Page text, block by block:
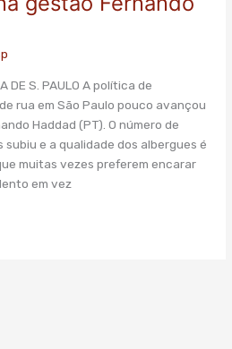
DE S. PAULO A política de
rua em São Paulo pouco avançou
Haddad (PT). O número de
subiu e a qualidade dos albergues é
muitas vezes preferem encarar
em vez